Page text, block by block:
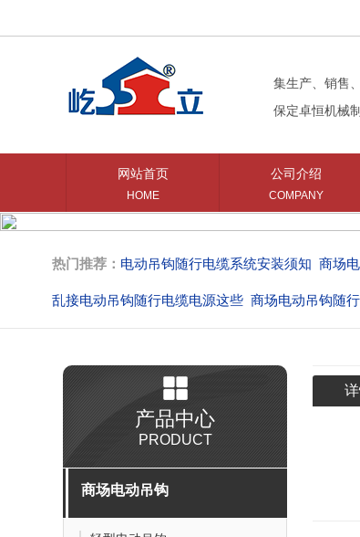
集生产、销售
保定卓恒机械
网站首页
HOME
公司介绍
COMPANY
热门推荐： 电动吊钩随行电缆系统安装须知 商场
乱接电动吊钩随行电缆电源这些 商场电动吊钩随
产品中心
PRODUCT
商场电动吊钩